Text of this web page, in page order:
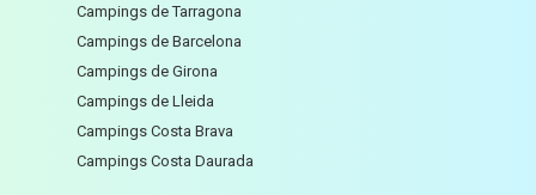
Campings de Tarragona
Campings de Barcelona
Campings de Girona
Campings de Lleida
Campings Costa Brava
Campings Costa Daurada